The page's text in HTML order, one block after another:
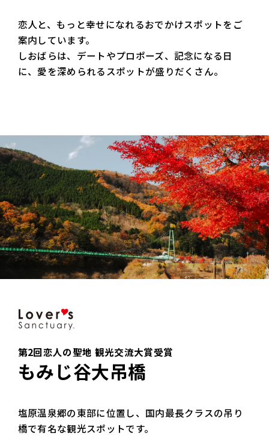
恋人と、もっと幸せになれるおでかけスポットをご
案内しています。
しおばらは、デートやプロポーズ、記念になる日
に、愛を深められるスポットが盛りだくさん。
第2回恋人の聖地 観光交流大賞受賞
もみじ谷大吊橋
塩原温泉郷の東部に位置し、国内最長クラスの吊り
橋で有名な観光スポットです。